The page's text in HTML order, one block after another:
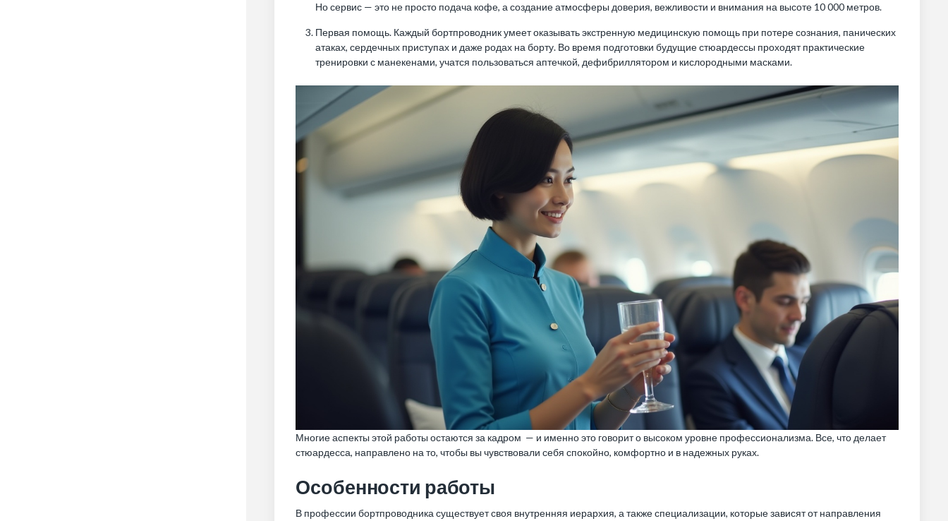
Но сервис — это не просто подача кофе, а создание атмосферы доверия, вежливости и внимания на высоте 10 000 метров.
Первая помощь. Каждый бортпроводник умеет оказывать экстренную медицинскую помощь при потере сознания, панических
атаках, сердечных приступах и даже родах на борту. Во время подготовки будущие стюардессы проходят практические
тренировки с манекенами, учатся пользоваться аптечкой, дефибриллятором и кислородными масками.
Многие аспекты этой работы остаются за кадром — и именно это говорит о высоком уровне профессионализма. Все, что делает
стюардесса, направлено на то, чтобы вы чувствовали себя спокойно, комфортно и в надежных руках.
Особенности работы
В профессии бортпроводника существует своя внутренняя иерархия, а также специализации, которые зависят от направления